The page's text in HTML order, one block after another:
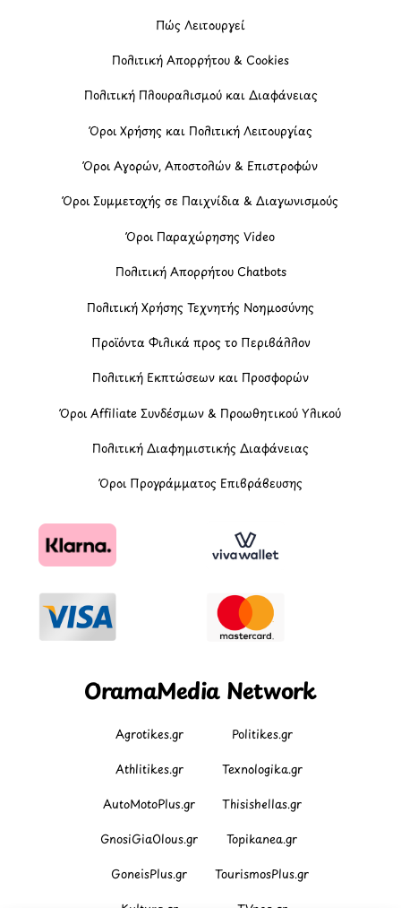
Πώς Λειτουργεί
Πολιτική Απορρήτου & Cookies
Πολιτική Πλουραλισμού και Διαφάνειας
Όροι Χρήσης και Πολιτική Λειτουργίας
Όροι Αγορών, Αποστολών & Επιστροφών
Όροι Συμμετοχής σε Παιχνίδια & Διαγωνισμούς
Όροι Παραχώρησης Video
Πολιτική Απορρήτου Chatbots
Πολιτική Χρήσης Τεχνητής Νοημοσύνης
Προϊόντα Φιλικά προς το Περιβάλλον
Πολιτική Εκπτώσεων και Προσφορών
Όροι Affiliate Συνδέσμων & Προωθητικού Υλικού
Πολιτική Διαφημιστικής Διαφάνειας
Όροι Προγράμματος Επιβράβευσης
OramaMedia Network
Agrotikes.gr Politikes.gr
Athlitikes.gr Texnologika.gr
AutoMotoPlus.gr Thisishellas.gr
GnosiGiaOlous.gr Topikanea.gr
GoneisPlus.gr TourismosPlus.gr